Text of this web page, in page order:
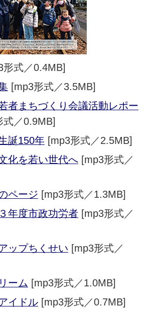
式／0.4MB]
[mp3形式／3.5MB]
者まちづくり会議活動レポー
式／0.9MB]
誕150年[mp3形式／2.5MB]
化を若い世代へ[mp3形式／
ページ [mp3形式／1.3MB]
年度市政功労者[mp3形式／
ップちくせい [mp3形式／
ーム [mp3形式／1.0MB]
イドル[mp3形式／0.7MB]